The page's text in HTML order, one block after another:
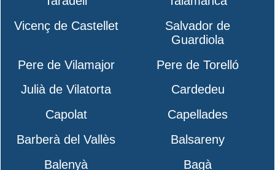
Vicenç de Castellet
Salvador de
Guardiola
Pere de Vilamajor
Pere de Torelló
Julià de Vilatorta
Cardedeu
Capolat
Capellades
Barberà del Vallès
Balsareny
Balenyà
Bagà